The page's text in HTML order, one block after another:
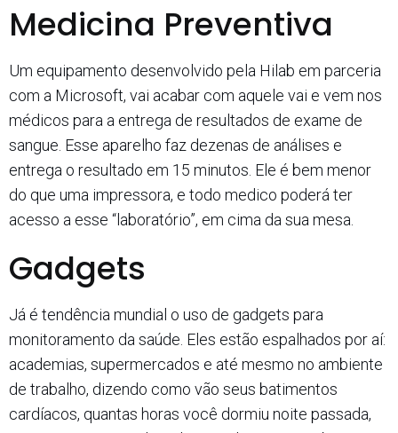
Medicina Preventiva
Um equipamento desenvolvido pela Hilab em parceria
com a Microsoft, vai acabar com aquele vai e vem nos
médicos para a entrega de resultados de exame de
sangue. Esse aparelho faz dezenas de análises e
entrega o resultado em 15 minutos. Ele é bem menor
do que uma impressora, e todo medico poderá ter
acesso a esse “laboratório”, em cima da sua mesa.
Gadgets
Já é tendência mundial o uso de gadgets para
monitoramento da saúde. Eles estão espalhados por aí:
academias, supermercados e até mesmo no ambiente
de trabalho, dizendo como vão seus batimentos
cardíacos, quantas horas você dormiu noite passada,